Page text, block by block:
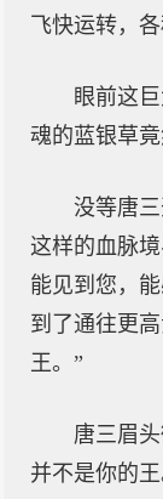
飞快运转，
眼前这
魂的蓝银草
没等唐
这样的血脉
能见到您，
到了通往更
王。”
唐三眉
并不是你的